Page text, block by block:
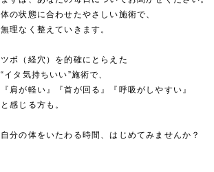
体の状態に合わせたやさしい施術で、
無理なく整えていきます。
ツボ（経穴）を的確にとらえた
“イタ気持ちいい”施術で、
『肩が軽い』『首が回る』『呼吸がしやすい』
と感じる方も。
自分の体をいたわる時間、はじめてみませんか？